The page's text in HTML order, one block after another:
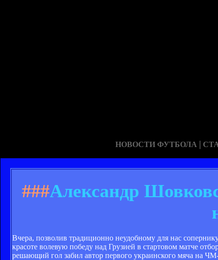
НОВОСТИ ФУТБОЛА |
###Александр
Вчера, позволив традиционно неудобному для нас
красоте волевую победу над Грузией в стартовом матче
решающий гол забил автор первого украинского мяча на